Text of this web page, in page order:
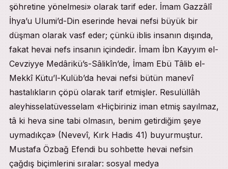
şöhretine yönelmesi» olarak tarif eder. İmam Gazzâlî
İhya’u Ulumi’d-Din eserinde hevai nefsi büyük bir
düşman olarak vasf eder; çünkü iblis insanın dışında,
fakat hevai nefs insanın içindedir. İmam İbn Kayyım el-
Cevziyye Medârikü’s-Sâlikîn’de, İmam Ebü Tâlib el-
Mekkî Kütu’l-Kulüb’da hevai nefsi bütün manevî
hastalıkların çöpü olarak tarif etmişler. Resulüllâh
aleyhisselatüvesselam «Hiçbiriniz iman etmiş sayılmaz,
tâ ki heva sine tabi olmasın, benim getirdiğim şeye
uymadıkça» (Nevevî, Kırk Hadis 41) buyurmuştur.
Mustafa Özbağ Efendi bu sohbette hevai nefsin
çağdış biçimlerini sıralar: sosyal medya